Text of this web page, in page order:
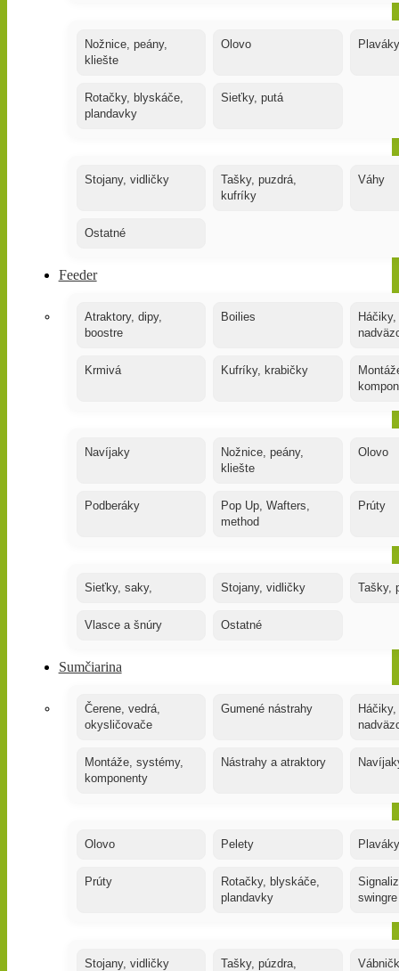
Nožnice, peány,
kliešte
Olovo Plaváky
Rotačky, blyskáče,
plandavky
Sieťky, putá
Stojany, vidličky
Tašky, puzdrá,
kufríky
Váhy
Ostatné
Feeder
Atraktory, dipy,
boostre
Boilies
Krmivá Kufríky, krabičky
Navíjaky
Nožnice, peány,
kliešte
Olovo
Podberáky
Pop Up, Wafters,
method
Prúty
Sieťky, saky, Stojany, vidličky Tašky,
Vlasce a šnúry Ostatné
Sumčiarina
Čerene, vedrá,
okysličovače
Gumené nástrahy
Montáže, systémy,
komponenty
Nástrahy a atraktory
Olovo Pelety
Prúty
Rotačky, blyskáče,
plandavky
swingre
Stojany, vidličky
Tašky, púzdra,